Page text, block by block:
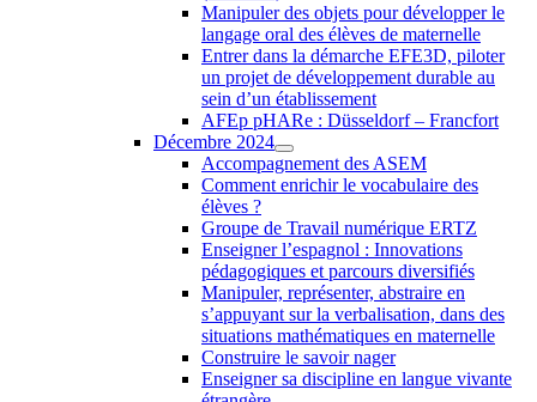
Manipuler des objets pour développer le
langage oral des élèves de maternelle
Entrer dans la démarche EFE3D, piloter
un projet de développement durable au
sein d’un établissement
AFEp pHARe : Düsseldorf – Francfort
Décembre 2024
Accompagnement des ASEM
Comment enrichir le vocabulaire des
élèves ?
Groupe de Travail numérique ERTZ
Enseigner l’espagnol : Innovations
pédagogiques et parcours diversifiés
Manipuler, représenter, abstraire en
s’appuyant sur la verbalisation, dans des
situations mathématiques en maternelle
Construire le savoir nager
Enseigner sa discipline en langue vivante